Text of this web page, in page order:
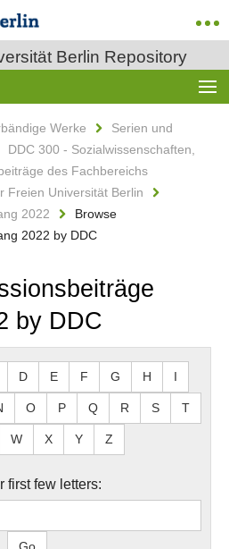
Berlin Repository
Werke
Serien und
DDC 300 - Sozialwissenschaften,
des Fachbereichs
Freien Universität Berlin
2022
Browse
2022 by DDC
by DDC
D E F G H I
O P Q R S T
W X Y Z
first few letters: